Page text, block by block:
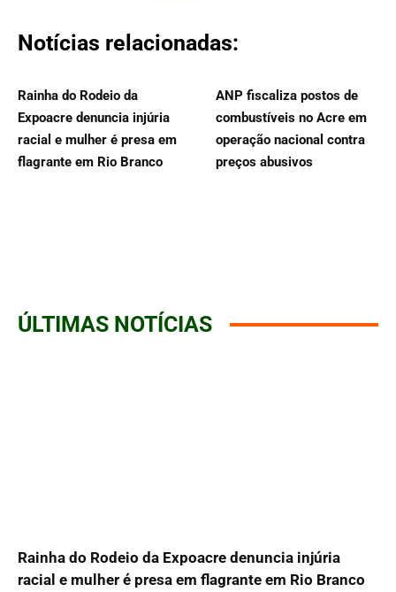
Notícias relacionadas:
Rainha do Rodeio da
Expoacre denuncia injúria
racial e mulher é presa em
flagrante em Rio Branco
ANP fiscaliza postos de
combustíveis no Acre em
operação nacional contra
preços abusivos
ÚLTIMAS NOTÍCIAS
Rainha do Rodeio da Expoacre denuncia injúria
racial e mulher é presa em flagrante em Rio Branco